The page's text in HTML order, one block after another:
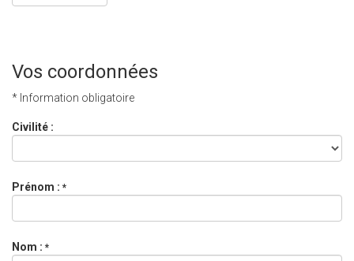
Vos coordonnées
* Information obligatoire
Civilité :
Prénom : *
Nom : *